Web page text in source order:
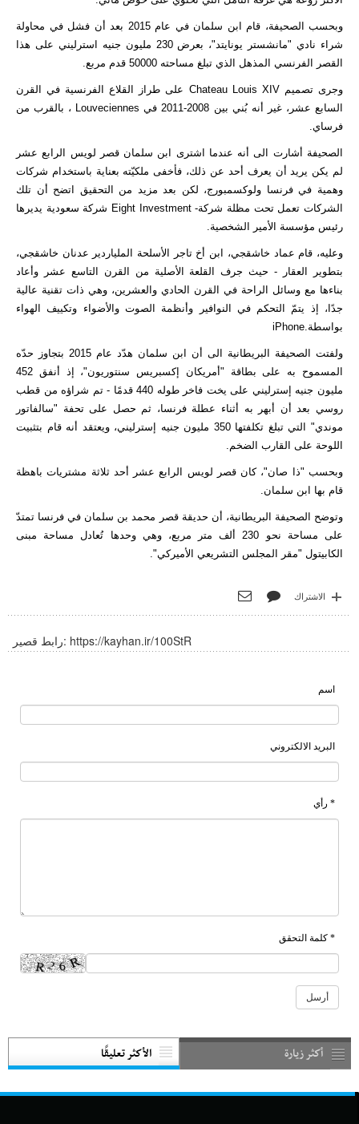
وبحسب الصحيفة، قام ابن سلمان في عام 2015 بعد أن فشل في محاولة
شراء نادي "مانشستر يونايتد"، بعرض 230 مليون جنيه استرليني على هذا
القصر الفرنسي المذهل الذي تبلغ مساحته 50000 قدم مربع
.
وجرى تصميم Chateau Louis XIV على طراز القلاع الفرنسية في القرن
السابع عشر، غير أنه بُني بين 2008-2011 في
Louveciennes ، بالقرب من
فرساي.
الصحيفة أشارت الى أنه عندما اشترى ابن سلمان قصر لويس الرابع عشر
لم يكن يريد أن يعرف أحد عن ذلك، فأخفى ملكيّته بعناية باستخدام شركات
وهمية في فرنسا ولوكسمبورج، لكن بعد مزيد من التحقيق اتضح أن تلك
الشركات تعمل تحت مظلة شركةEight Investment - شركة سعودية يديرها
رئيس مؤسسة الأمير الشخصية.
وعليه، قام عماد خاشقجي، ابن أخ تاجر الأسلحة الملياردير عدنان خاشقجي،
بتطوير العقار - حيث جرف القلعة الأصلية من القرن التاسع عشر وأعاد
بناءها مع وسائل الراحة في القرن الحادي والعشرين، وهي ذات تقنية عالية
جدًا، إذ يتمّ التحكم في النوافير وأنظمة الصوت والأضواء وتكييف الهواء
بواسطةiPhone.
ولفتت الصحيفة البريطانية الى أن ابن سلمان هدّد عام 2015 بتجاوز حدّه
المسموح به على بطاقة "أمريكان إكسبريس سنتوريون"، إذ أنفق 452
مليون جنيه إسترليني على يخت فاخر طوله 440 قدمًا - تم شراؤه من قطب
روسي بعد أن أبهر به أثناء عطلة فرنسا، ثم حصل على تحفة "سالفاتور
موندي" التي تبلغ تكلفتها 350 مليون جنيه إسترليني، ويعتقد أنه قام بتثبيت
اللوحة على القارب الضخم.
وبحسب "ذا صان"، كان قصر لويس الرابع عشر أحد ثلاثة مشتريات باهظة
قام بها ابن سلمان.
وتوضح الصحيفة البريطانية، أن حديقة قصر محمد بن سلمان في فرنسا تمتدّ
على مساحة نحو 230 ألف متر مربع، وهي وحدها تُعادل مساحة مبنى
الكابيتول "مقر المجلس التشريعي الأميركي".
الاشتراك
رابط قصير: https://kayhan.ir/100StR
اسم
البريد الالكتروني
* رأي
* كلمة التحقق
أكثر زيارة الأكثر تعليقًا